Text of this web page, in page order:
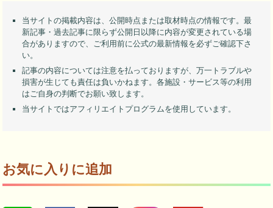
当サイトの掲載内容は、公開時点または取材時点の情報です。最
新記事・過去記事に限らず公開日以降に内容が変更されている場
合がありますので、ご利用前に公式の最新情報を必ずご確認下さ
い。
記事の内容については注意を払っておりますが、万一トラブルや
損害が生じても責任は負いかねます。各施設・サービス等の利用
はご自身の判断でお願い致します。
当サイトではアフィリエイトプログラムを使用しています。
お気に入りに追加